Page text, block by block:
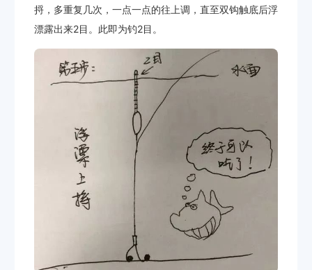
捋，多重复几次，一点一点的往上调，直至双钩触底后浮
漂露出来2目。此即为钓2目。